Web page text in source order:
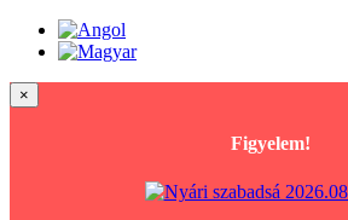
×
Figyelem!